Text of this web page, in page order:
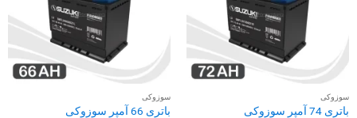
سوزوکی
باتری 74 آمپر سوزوکی
سوزوکی
باتری 66 آمپر سوزوکی